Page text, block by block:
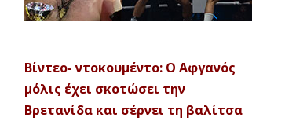
Βίντεο- ντοκουμέντο: Ο Αφγανός
μόλις έχει σκοτώσει την
Βρετανίδα και σέρνει τη βαλίτσα